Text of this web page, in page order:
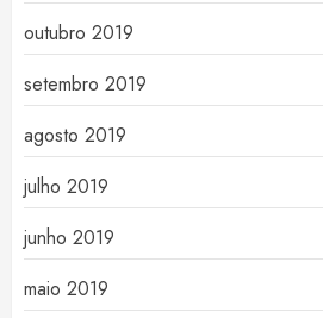
outubro 2019
setembro 2019
agosto 2019
julho 2019
junho 2019
maio 2019